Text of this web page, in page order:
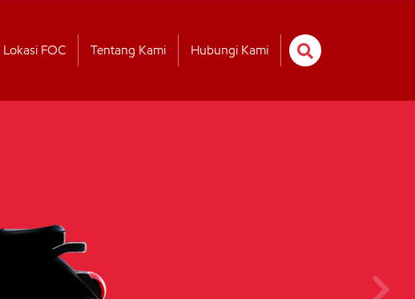
Lokasi FOC Tentang Kami Hubungi Kami